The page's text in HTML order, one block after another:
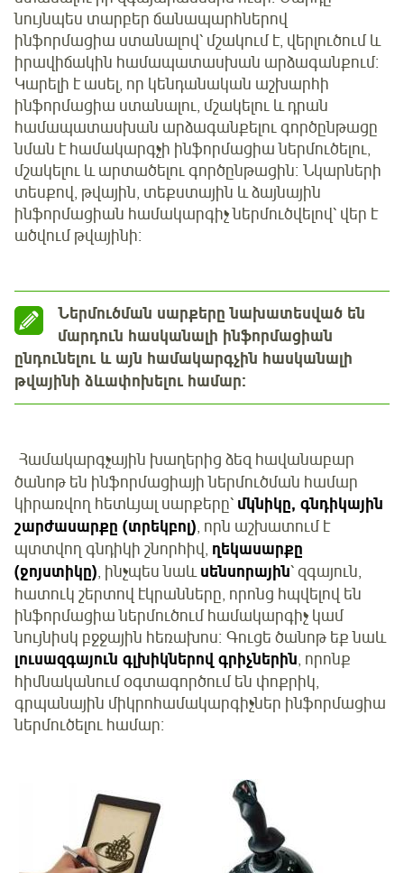
նույնպես տարբեր ճանապարհներով
ինֆորմացիա ստանալով՝ մշակում է, վերլուծում և
իրավիճակին համապատասխան արձագանքում։
Կարելի է ասել, որ կենդանական աշխարհի
ինֆորմացիա ստանալու, մշակելու և դրան
համապատասխան արձագանքելու գործընթացը
նման է համակարգչի ինֆորմացիա ներմուծելու,
մշակելու և արտածելու գործընթացին։ Նկարների
տեսքով, թվային, տեքստային և ձայնային
ինֆորմացիան համակարգիչ ներմուծվելով՝ վեր է
ածվում թվայինի։
Ներմուծման սարքերը նախատեսված են
մարդուն հասկանալի ինֆորմացիան
ընդունելու և այն համակարգչին հասկանալի
թվայինի ձևափոխելու համար։
Համակարգչային խաղերից ձեզ հավանաբար
ծանոթ են ինֆորմացիայի ներմուծման համար
կիրառվող հետևյալ սարքերը՝ մկնիկը, գնդիկային
շարժասարքը (տրեկբոլ), որն աշխատում է
պտտվող գնդիկի շնորհիվ, ղեկասարքը
(ջոյստիկը), ինչպես նաևսենսորային՝ զգայուն,
հատուկ շերտով էկրանները, որոնց հպվելով են
ինֆորմացիա ներմուծում համակարգիչ կամ
նույնիսկ բջջային հեռախոս։ Գուցե ծանոթ եք նաև
լուսազգայուն գլխիկներով գրիչներին, որոնք
հիմնականում օգտագործում են փոքրիկ,
գրպանային միկրոհամակարգիչներ ինֆորմացիա
ներմուծելու համար։